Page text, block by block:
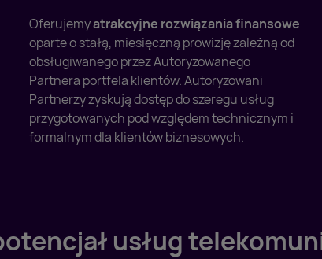
Oferujemyatrakcyjne rozwiązania finansowe
oparte o stałą, miesięczną prowizję zależną od
obsługiwanego przez Autoryzowanego
Partnera portfela klientów. Autoryzowani
Partnerzyzyskują dostęp do szeregu usług
przygotowanych pod względem technicznym i
formalnym dla klientów biznesowych.
usług